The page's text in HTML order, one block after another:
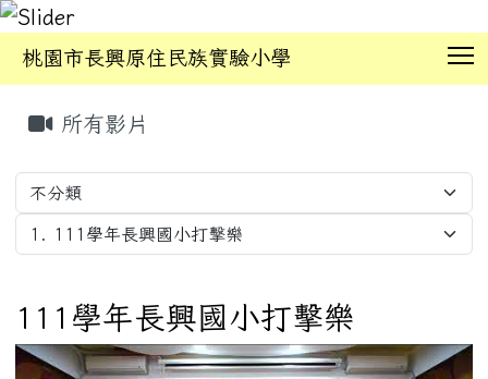
桃園市長興原住民族實驗小學
所有影片
111學年長興國小打擊樂